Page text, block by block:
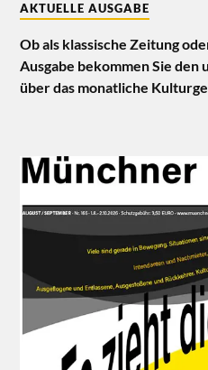
AKTUELLE AUSGABE
Ob als klassische Zeitung
Ausgabe bekommen Sie
über das monatliche